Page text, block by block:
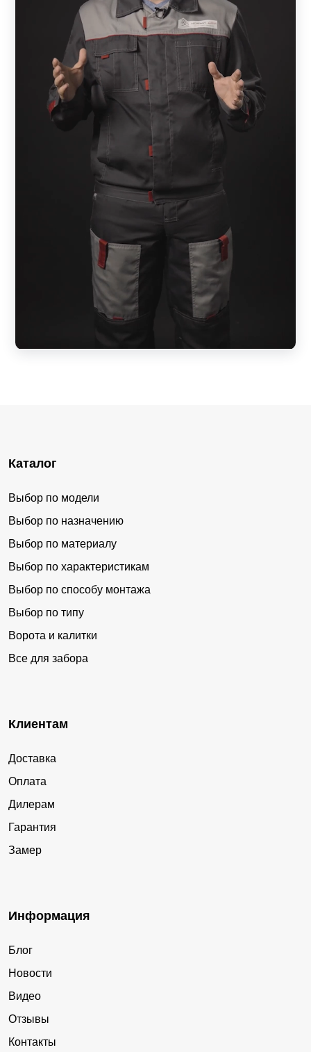
Каталог
Выбор по модели
Выбор по назначению
Выбор по материалу
Выбор по характеристикам
Выбор по способу монтажа
Выбор по типу
Ворота и калитки
Все для забора
Клиентам
Доставка
Оплата
Дилерам
Гарантия
Замер
Информация
Блог
Новости
Видео
Отзывы
Контакты